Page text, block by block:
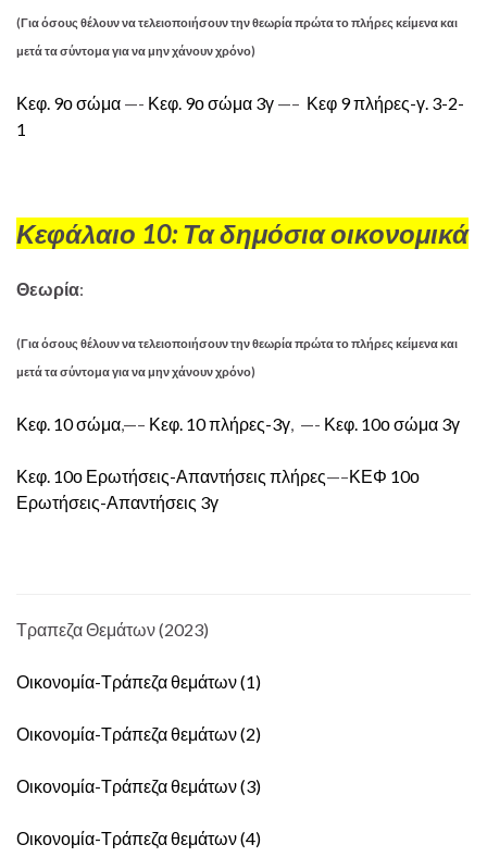
(Για όσους θέλουν να τελειοποιήσουν την θεωρία πρώτα το πλήρες κείμενα και
μετά τα σύντομα για να μην χάνουν χρόνο)
Κεφ. 9ο σώμα —- Κεφ. 9ο σώμα 3γ —– Κεφ 9 πλήρες-γ. 3-2-
1
Κεφάλαιο 10: Τα δημόσια οικονομικά
Θεωρία:
(Για όσους θέλουν να τελειοποιήσουν την θεωρία πρώτα το πλήρες κείμενα και
μετά τα σύντομα για να μην χάνουν χρόνο)
Κεφ. 10 σώμα,—– Κεφ. 10 πλήρες-3γ, —- Κεφ. 10ο σώμα 3γ
Κεφ. 10ο Ερωτήσεις-Απαντήσεις πλήρες—–ΚΕΦ 10ο
Ερωτήσεις-Απαντήσεις 3γ
Τραπεζα Θεμάτων (2023)
Οικονομία-Τράπεζα θεμάτων (1)
Οικονομία-Τράπεζα θεμάτων (2)
Οικονομία-Τράπεζα θεμάτων (3)
Οικονομία-Τράπεζα θεμάτων (4)